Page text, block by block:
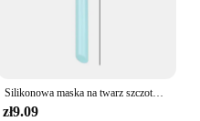
Silikonowa maska na twarz szczotka narzędzie do pielęgnacji skóry twarzy miękkogłowy DIY błota dostosowująca pędzel nachylony ogon nakładają przybory kosmetyczne na twarz
zł9.09